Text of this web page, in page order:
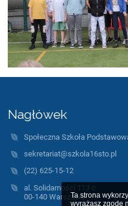
Ta strona
wyrażasz zgodę
Nagłówek
Społeczna Szkoła
sekretariat@szkola16sto.pl
(22) 625-15-12
al. Solidarności 113 c
00-140 Warszawa